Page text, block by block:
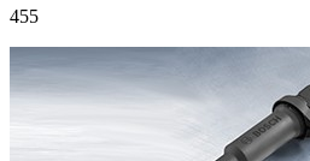
455